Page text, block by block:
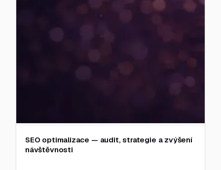
SEO optimalizace — audit, strategie a zvýšení
návštěvnosti